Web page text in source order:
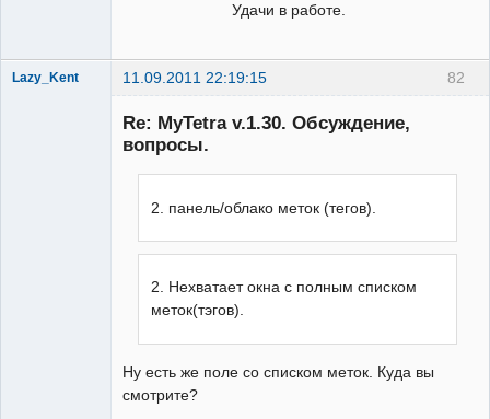
Удачи в работе.
82
Lazy_Kent 11.09.2011 22:19:15
Re: MyTetra v.1.30. Обсуждение,
вопросы.
2. панель/облако меток (тегов).
2. Нехватает окна с полным списком
меток(тэгов).
Ну есть же поле со списком меток. Куда вы
смотрите?